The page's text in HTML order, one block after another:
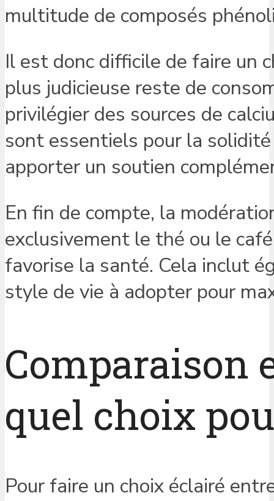
multitude de composés
Il est donc difficile de faire un
plus judicieuse reste de
privilégier des sources de
sont essentiels pour la
apporter un soutien
En fin de compte, la
exclusivement le thé ou le
favorise la santé. Cela inclut
style de vie à adopter pour
Comparaison
quel choix
Pour faire un choix éclairé